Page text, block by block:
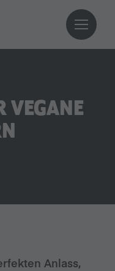
VEGANE
Anlass,